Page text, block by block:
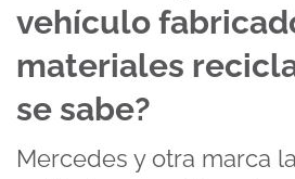
vehículo
materiales
se sabe?
Mercedes y otra marca